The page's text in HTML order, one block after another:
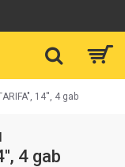
14'', 4 gab
4 gab